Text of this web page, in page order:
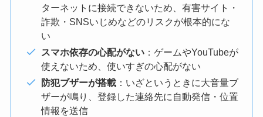
ターネットに接続できないため、有害サイト・
詐欺・SNSいじめなどのリスクが根本的にな
い
スマホ依存の心配がない：ゲームやYouTubeが
使えないため、使いすぎの心配がない
防犯ブザーが搭載：いざというときに大音量ブ
ザーが鳴り、登録した連絡先に自動発信・位置
情報を送信